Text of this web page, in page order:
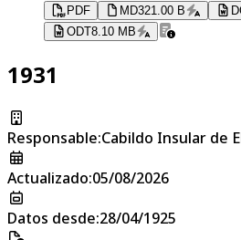
PDF MD321.00 B
ODT8.10 MB
1931
Responsable:Cabildo Insular de
Actualizado:05/08/2026
Datos desde:28/04/1925